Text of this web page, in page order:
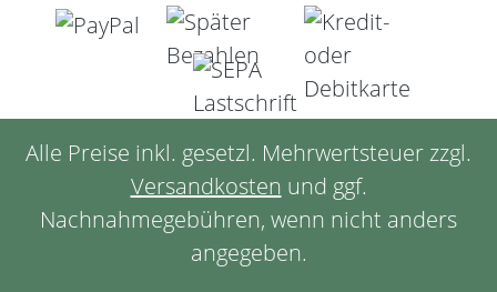
Alle Preise inkl. gesetzl. Mehrwertsteuer zzgl.
Versandkosten und ggf.
Nachnahmegebühren, wenn nicht anders
angegeben.